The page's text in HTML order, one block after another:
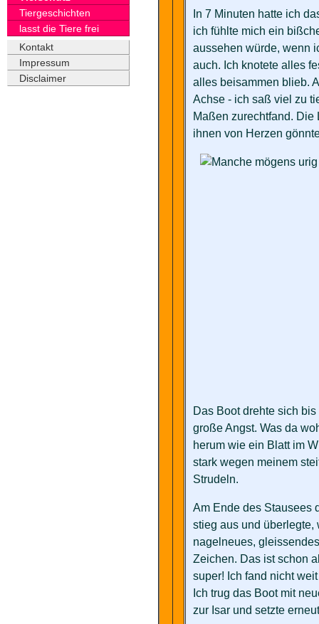
Tiergeschichten
lasst die Tiere frei
Kontakt
Impressum
Disclaimer
In 7 Minuten hatte ich
ich fühlte mich ein
aussehen würde, wenn
auch. Ich knotete alles
alles beisammen blieb.
Achse - ich saß viel zu
Maßen zurechtfand. Die
ihnen von Herzen
Das Boot drehte sich
große Angst. Was da
herum wie ein Blatt im
stark wegen meinem
Strudeln.
Am Ende des Stausees
stieg aus und überlegte,
nagelneues,
Zeichen. Das ist schon
super! Ich fand nicht
Ich trug das Boot mit
zur Isar und setzte